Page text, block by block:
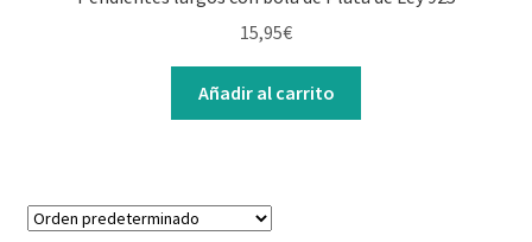
15,95€
Añadir al carrito